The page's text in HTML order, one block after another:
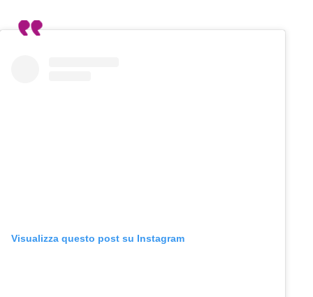
Visualizza questo post su Instagram